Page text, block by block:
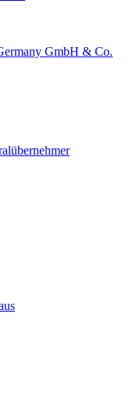
GmbH & Co.